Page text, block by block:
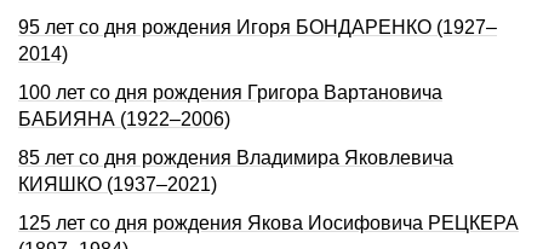
95 лет со дня рождения Игоря БОНДАРЕHКО (1927–
2014)
100 лет со дня рождения Григора Вартановича
БАБИЯНА (1922–2006)
85 лет со дня рождения Владимира Яковлевича
КИЯШКО (1937–2021)
125 лет со дня рождения Якова Иосифовича РЕЦКЕРА